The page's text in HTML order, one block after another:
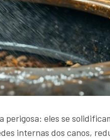
eles se
internas dos canos,